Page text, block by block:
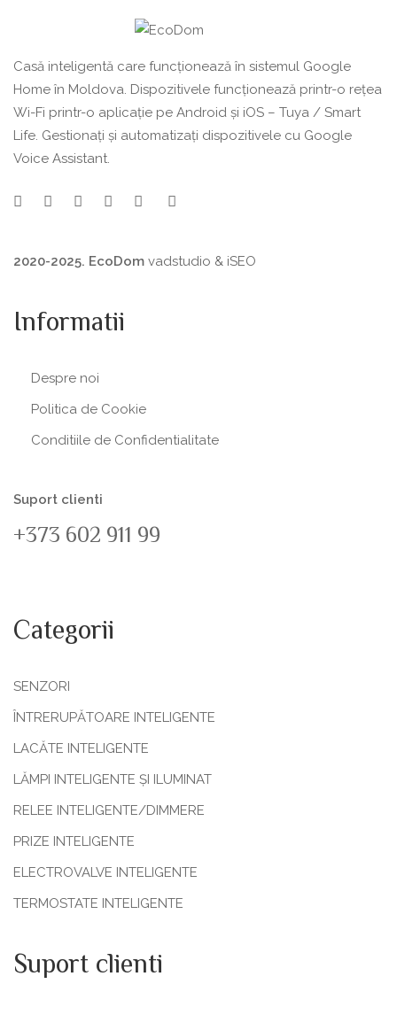
Casă inteligentă care funcționează în sistemul Google
Home în Moldova. Dispozitivele funcționează printr-o rețea
Wi-Fi printr-o aplicație pe Android și iOS – Tuya / Smart
Life. Gestionați și automatizați dispozitivele cu Google
Voice Assistant.
2020-2025. EcoDom vadstudio & iSEO
Informatii
Despre noi
Politica de Сookie
Conditiile de Confidentialitate
Suport clienti
+373 602 911 99
Categorii
SENZORI
ÎNTRERUPĂTOARE INTELIGENTE
LACĂTE INTELIGENTE
LĂMPI INTELIGENTE ȘI ILUMINAT
RELEE INTELIGENTE/DIMMERE
PRIZE INTELIGENTE
ELECTROVALVE INTELIGENTE
TERMOSTATE INTELIGENTE
Suport clienti